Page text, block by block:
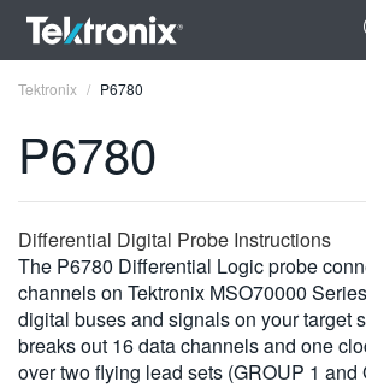
ENGLISH
FRANÇAIS
DEUTSCH
VIỆT NAM
Tektronix P6780
P6780
Differential Digital Probe Instructions
The P6780 Differential Logic probe
channels on Tektronix MSO70000
digital buses and signals on your target
breaks out 16 data channels and one
over two flying lead sets (GROUP 1 and